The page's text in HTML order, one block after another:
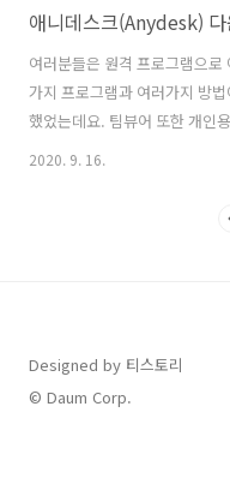
애니데스크(Anydesk)
여러분들은 원격 프로그램으
가지 프로그램과 여러가지 방
했었는데요. 팀뷰어 또한 개인
문제는 원격 연결 후 몇 시간 계
원격을 사용할 수 있지만 갑자
2020. 9. 16.
Designed by 티스토리
© Daum Corp.